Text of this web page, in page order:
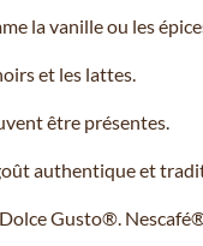
la vanille ou les
et les lattes.
être présentes.
authentique et
Gusto®.